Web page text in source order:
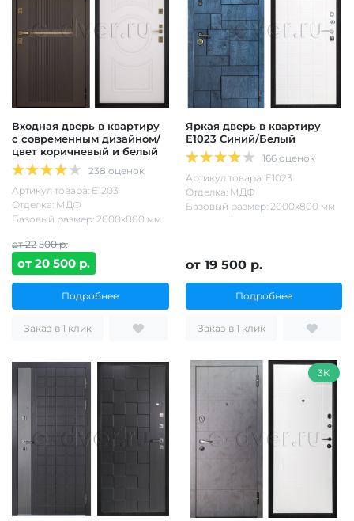
Входная дверь в квартиру
с современным дизайном/
цвет коричневый и белый
238 оценок
Артикул товара: Е1203
Отделка: МДФ
Базовый размер: 2000х800 мм
от 22 500 р.
от 20 500 р.
Подробнее
Заказ в 1 клик
Яркая дверь в квартиру
Е1023 Синий/Белый
166 оценок
Артикул товара: Е1023
Отделка: МДФ
Базовый размер: 2000х800 мм
от 19 500 р.
Подробнее
Заказ в 1 клик
3К